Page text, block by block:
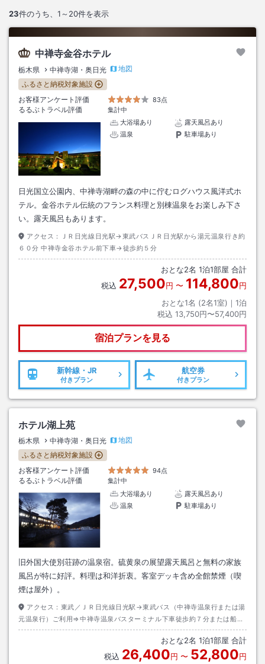
23件のうち、 1～20件を表示
中禅寺金谷ホテル
栃木県 中禅寺湖・奥日光
地図
ふるさと納税対象施設
お客様アンケート評価
83点
るるぶトラベル評価
集計中
大浴場あり
露天風呂あり
温泉
駐車場あり
日光国立公園内、中禅寺湖畔の森の中に佇むログハウス風洋式ホ
テル。金谷ホテル伝統のフランス料理と別棟温泉をお楽しみ下さ
い。露天風呂もあります。
アクセス：
ＪＲ日光線日光駅→東武バスＪＲ日光駅から湯元温泉行き約
６０分 中禅寺金谷ホテル前下車→徒歩約５分
おとな2名 1泊1部屋 合計
税込 27,500円 〜 114,800円
おとな1名 (2名1室)｜ 1泊
税込 13,750円〜57,400円
宿泊プランを見る
新幹線・JR
付きプラン
航空券
付きプラン
ホテル湖上苑
栃木県 中禅寺湖・奥日光
地図
ふるさと納税対象施設
お客様アンケート評価
94点
るるぶトラベル評価
集計中
大浴場あり
露天風呂あり
温泉
駐車場あり
旧外国大使別荘跡の温泉宿。硫黄泉の展望露天風呂と無料の家族
風呂が特に好評。料理は和洋折衷。客室デッキ含め全館禁煙（喫
煙は屋外）。
アクセス： 東武／ＪＲ日光線日光駅→東武バス（中禅寺温泉行または湯
元温泉行）ご利用⇒中禅寺温泉バスターミナル下車徒歩約７分または船の
駅中禅寺バス停下車徒徒歩約２分
おとな2名 1泊1部屋 合計
税込 26,400円 〜 52,800円